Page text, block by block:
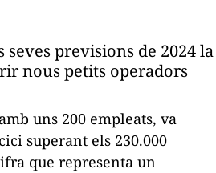
seves previsions de 2024 la
nous petits operadors
uns 200 empleats, va
superant els 230.000
que representa un